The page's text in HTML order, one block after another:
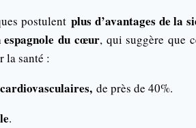
postulent plus d’avantages de la
espagnole du cœur, qui suggère que
la santé :
de près de 40%.
.